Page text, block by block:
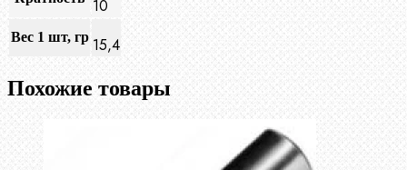
10
Вес 1 шт, гр 15,4
Похожие товары